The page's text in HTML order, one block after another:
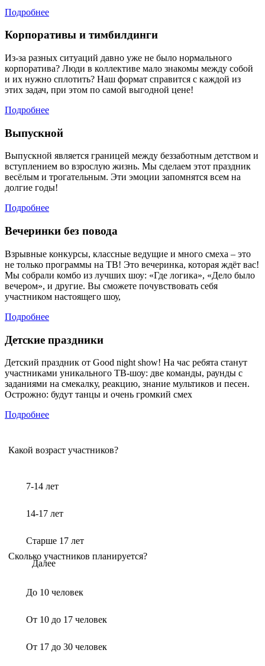
Подробнее
Корпоративы и тимбилдинги
Из-за разных ситуаций давно уже не было нормального
корпоратива? Люди в коллективе мало знакомы между собой
и их нужно сплотить? Наш формат справится с каждой из
этих задач, при этом по самой выгодной цене!
Подробнее
Выпускной
Выпускной является границей между беззаботным детством и
вступлением во взрослую жизнь. Мы сделаем этот праздник
весёлым и трогательным. Эти эмоции запомнятся всем на
долгие годы!
Подробнее
Вечеринки без повода
Взрывные конкурсы, классные ведущие и много смеха – это
не только программы на ТВ! Это вечеринка, которая ждёт вас!
Мы собрали комбо из лучших шоу: «Где логика», «Дело было
вечером», и другие. Вы сможете почувствовать себя
участником настоящего шоу,
Подробнее
Детские праздники
Детский праздник от Good night show! На час ребята станут
участниками уникального ТВ-шоу: две команды, раунды с
заданиями на смекалку, реакцию, знание мультиков и песен.
Острожно: будут танцы и очень громкий смех
Подробнее
Какой возраст участников?
7-14 лет
14-17 лет
Старше 17 лет
Далее
Сколько участников планируется?
До 10 человек
От 10 до 17 человек
От 17 до 30 человек